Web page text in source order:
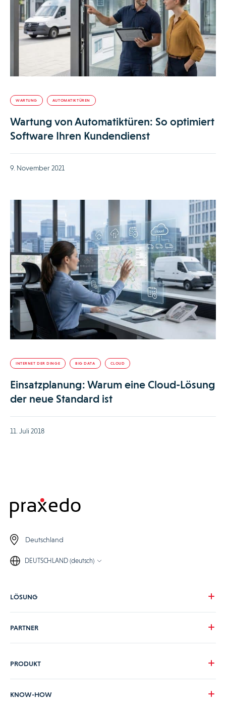
WARTUNG AUTOMATIKTÜREN
Wartung von Automatiktüren: So optimiert
Software Ihren Kundendienst
9. November 2021
INTERNET DER DINGE BIG DATA CLOUD
Einsatzplanung: Warum eine Cloud-Lösung
der neue Standard ist
11. Juli 2018
Deutschland
DEUTSCHLAND (deutsch)
LÖSUNG
Preise
Unsere Kunden
PARTNER
PRODUKT
KNOW-HOW